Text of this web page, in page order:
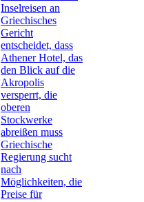
Inselreisen an
Griechisches
Gericht
entscheidet, dass
Athener Hotel, das
den Blick auf die
Akropolis
versperrt, die
oberen
Stockwerke
abreißen muss
Griechische
Regierung sucht
nach
Möglichkeiten, die
Preise für